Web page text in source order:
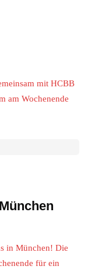
mit HCBB
am Wochenende
in München! Die
für ein